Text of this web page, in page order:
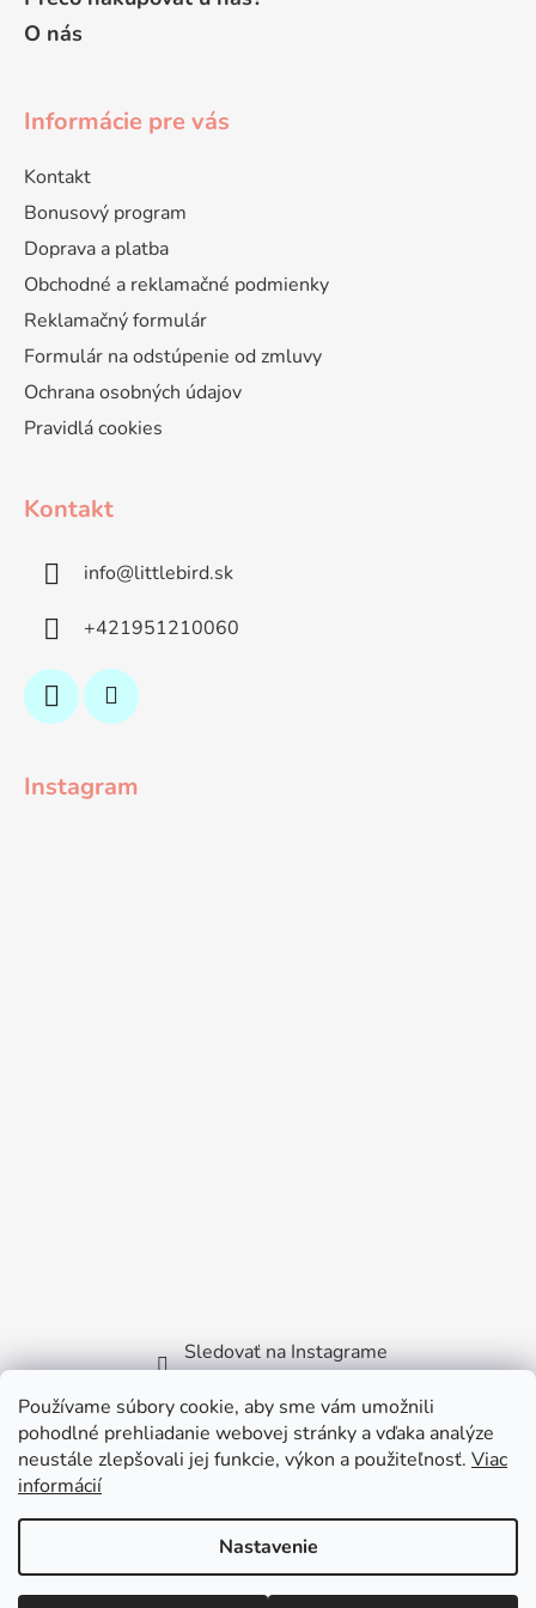
Používame súbory cookie, aby sme vám umožnili
pohodlné prehliadanie webovej stránky a vďaka analýze
neustále zlepšovali jej funkcie, výkon a použiteľnosť. Viac
informácií
Nastavenie
O nás
Informácie pre vás
Kontakt
Bonusový program
Doprava a platba
Obchodné a reklamačné podmienky
Reklamačný formulár
Formulár na odstúpenie od zmluvy
Ochrana osobných údajov
Pravidlá cookies
Kontakt
info@littlebird.sk
+421951210060
Instagram
Sledovať na Instagrame
Facebook
Vytvoril Shoptet
Copyright 2026Littlebird.sk. Všetky práva vyhradené.